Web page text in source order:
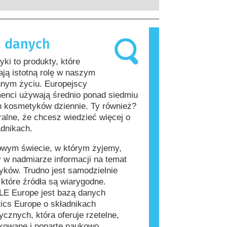
obejmują wszystkie potencjalne
w tym potencjalne zaburzenia
układu hormonalnego.
Substancja, która powoduje
nazywana jest alergenem.
i produkty do pielęgnacji ciała mogą
które dla niektórych osób
się alergizujące. Nie oznacza to
produkt nie jest bezpieczny dla
danych
to produkty, które
istotną rolę w naszym
życiu. Europejscy
używają średnio ponad siedmiu
kosmetyków dziennie. Ty również?
że chcesz wiedzieć więcej o
świecie, w którym żyjemy,
w nadmiarze informacji na temat
Trudno jest samodzielnie
źródła są wiarygodne.
Europe jest bazą danych
Europe o składnikach
która oferuje rzetelne,